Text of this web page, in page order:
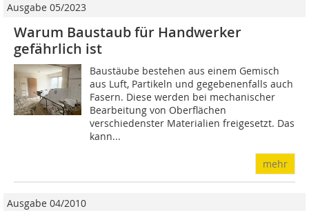
Ausgabe 05/2023
Warum Baustaub für Handwerker
gefährlich ist
Baustäube bestehen aus einem Gemisch
aus Luft, Partikeln und gegebenenfalls auch
Fasern. Diese werden bei mechanischer
Bearbeitung von Oberflächen
verschiedenster Materialien freigesetzt. Das
kann...
mehr
Ausgabe 04/2010